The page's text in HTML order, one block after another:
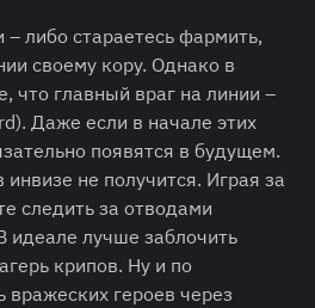
– либо стараетесь фармить,
своему кору. Однако в
что главный враг на линии –
Даже если в начале этих
появятся в будущем.
не получится. Играя за
следить за отводами
лучше заблочить
крипов. Ну и по
вражеских героев через